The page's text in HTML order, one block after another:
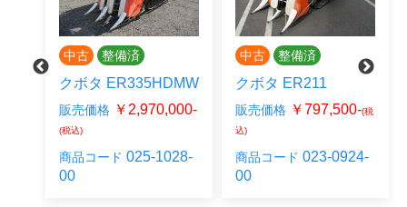
中古 整備済
クボタ ER335HDMW
販売価格 ￥2,970,000-
(税込)
商品コード 025-1028-
00
中古 整備済
クボタ ER211
販売価格 ￥797,500-(税
込)
商品コード 023-0924-
00